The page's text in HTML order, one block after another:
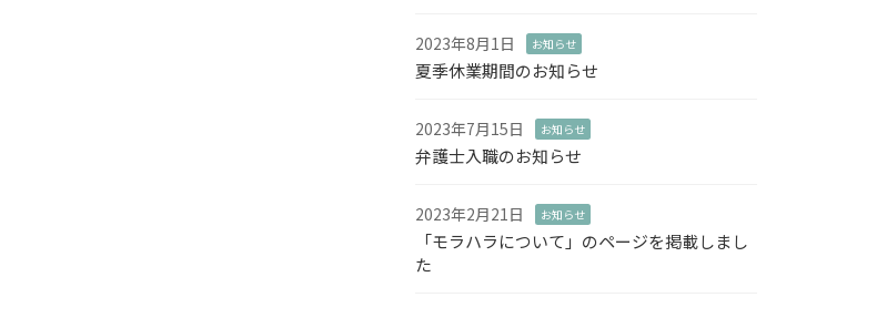
2023年8月1日 お知らせ
夏季休業期間のお知らせ
2023年7月15日 お知らせ
弁護士入職のお知らせ
2023年2月21日 お知らせ
「モラハラについて」のページを掲載しまし
た